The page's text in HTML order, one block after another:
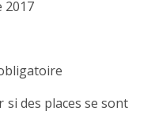
2017
si des places se sont